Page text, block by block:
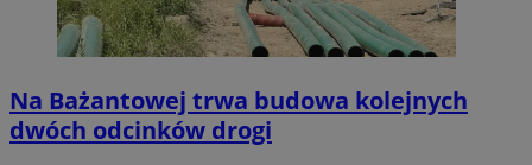
Na Bażantowej trwa budowa kolejnych
dwóch odcinków drogi